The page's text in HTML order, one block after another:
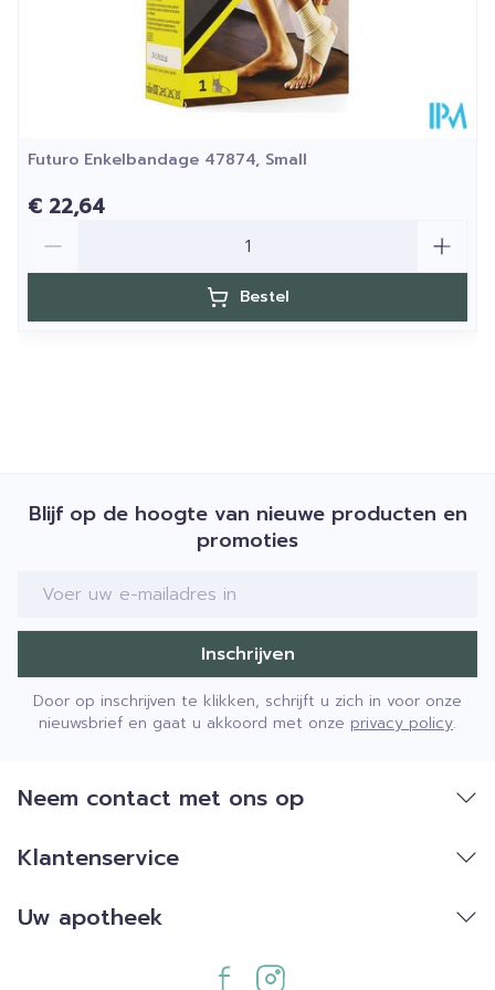
Futuro Enkelbandage 47874, Small
€ 22,64
Bestel
Blijf op de hoogte van nieuwe producten en
promoties
E-mail adres
Inschrijven
Door op inschrijven te klikken, schrijft u zich in voor onze
nieuwsbrief en gaat u akkoord met onze privacy policy.
Neem contact met ons op
Klantenservice
Uw apotheek